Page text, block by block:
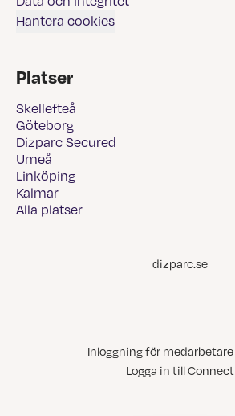
Hantera cookies
Platser
Skellefteå
Göteborg
Dizparc Secured
Umeå
Linköping
Kalmar
Alla platser
dizparc.se
Inloggning för medarbetare
Logga in till Connect